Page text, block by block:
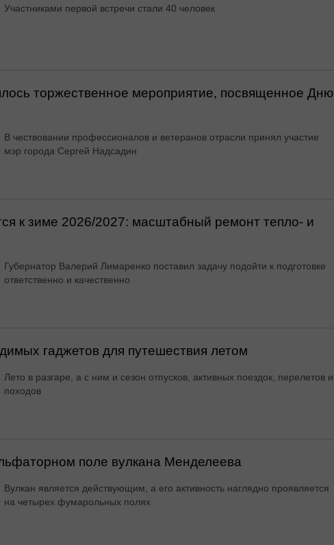
Участниками первой встречи стали 40 человек
торжественное мероприятие, посвященное Дню
В чествовании профессионалов и ветеранов отрасли принял участие
мэр города Сергей Надсадин
к зиме 2026/2027: масштабный ремонт тепло- и
Губернатор Валерий Лимаренко поставил задачу подойти к подготовке
ответственно и качественно
гаджетов для путешествия летом
Лето в разгаре, а с ним и сезон отпусков, активных поездок, перелетов и
походов
поле вулкана Менделеева
Вулкан является действующим, а его активность наглядно проявляется
на четырех фумарольных полях